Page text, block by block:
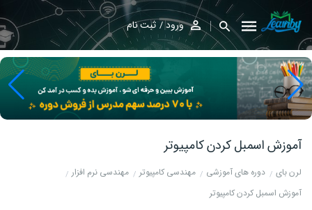
ورود ثبت نام
آموزش اسمبل کردن کامپیوتر
لرن بای دوره های آموزشی مهندسی کامپیوتر
مهندسی نرم افزار
آموزش اسمبل کردن کامپیوتر